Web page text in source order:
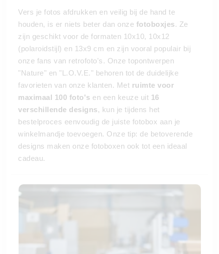
Vers je fotos afdrukken en veilig bij de hand te
houden, is er niets beter dan onze fotoboxjes. Ze
zijn geschikt voor de formaten 10x10, 10x12
(polaroidstijl) en 13x9 cm en zijn vooral populair bij
onze fans van retrofoto's. Onze topontwerpen
"Nature" en "L.O.V.E." behoren tot de duidelijke
favorieten van onze klanten. Met ruimte voor
maximaal 100 foto's en een keuze uit 16
verschillende designs, kun je tijdens het
bestelproces eenvoudig de juiste fotobox aan je
winkelmandje toevoegen. Onze tip: de betoverende
designs maken onze fotoboxen ook tot een ideaal
cadeau.